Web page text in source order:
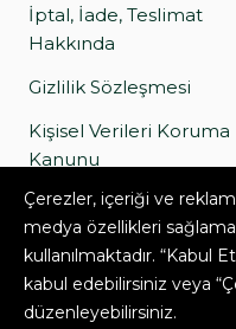
İptal, İade, Teslimat
Hakkında
Gizlilik Sözleşmesi
Kişisel Verileri Koruma
Kanunu
Satış Sözleşmesi
Çerezler, içeriği ve
medya özellikleri
kullanılmaktadır. “Kabul
kabul edebilirsiniz veya
düzenleyebilirsiniz.